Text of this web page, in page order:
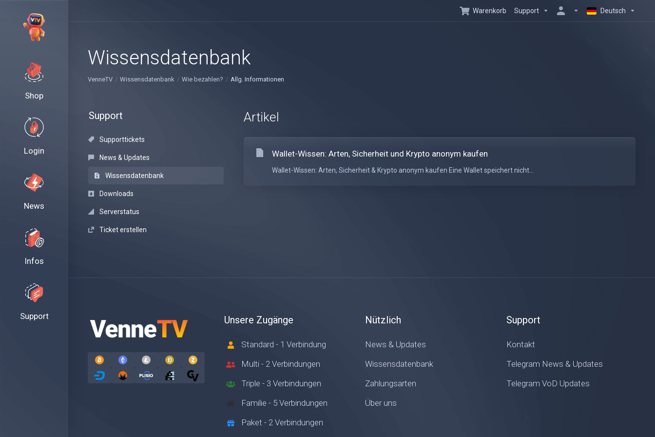
Shop
Login
News
Infos
Support
Warenkorb Support Deutsch
Wissensdatenbank
VenneTV Wissensdatenbank Wie bezahlen? Allg. Informationen
Support
Supporttickets
News & Updates
Wissensdatenbank
Downloads
Serverstatus
Ticket erstellen
Artikel
Wallet-Wissen: Arten, Sicherheit und Krypto anonym kaufen
Wallet-Wissen: Arten, Sicherheit & Krypto anonym kaufen Eine Wallet speichert nicht...
Unsere Zugänge
Standard - 1 Verbindung
Multi - 2 Verbindungen
Triple - 3 Verbindungen
Familie - 5 Verbindungen
Paket - 2 Verbindungen
Nützlich
News & Updates
Wissensdatenbank
Zahlungsarten
Über uns
Support
Kontakt
Telegram News & Updates
Telegram VoD Updates